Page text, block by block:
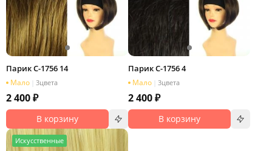
Парик C-1756 14
Мало 3цвета
2 400 ₽
В корзину
Парик C-1756 4
Мало 3цвета
2 400 ₽
В корзину
Искусственные